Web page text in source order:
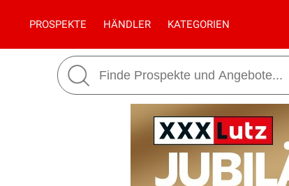
PROSPEKTE HÄNDLER KATEGORIEN